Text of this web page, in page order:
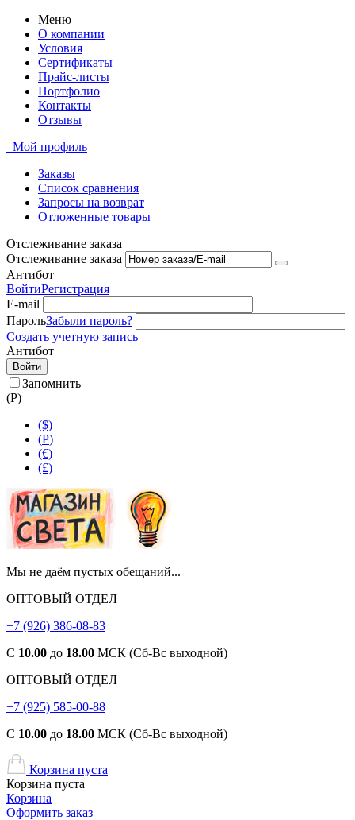
Меню
О компании
Условия
Сертификаты
Прайс-листы
Портфолио
Контакты
Отзывы
Мой профиль
Заказы
Список сравнения
Запросы на возврат
Отложенные товары
Отслеживание заказа
Отслеживание заказа
Антибот
ВойтиРегистрация
E-mail
ПарольЗабыли пароль?
Создать учетную запись
Антибот
Войти
Запомнить
(Р)
($)
(Р)
(€)
(£)
Мы не даём пустых обещаний...
ОПТОВЫЙ ОТДЕЛ
+7 (926) 386-08-83
С 10.00 до 18.00 МСК (Сб-Вс выходной)
ОПТОВЫЙ ОТДЕЛ
+7 (925) 585-00-88
С 10.00 до 18.00 МСК (Сб-Вс выходной)
Корзина пуста
Корзина пуста
Корзина
Оформить заказ